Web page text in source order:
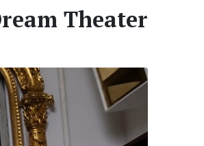
Theater